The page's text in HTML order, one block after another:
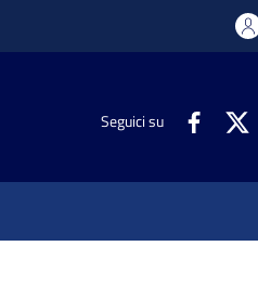
Seguici su